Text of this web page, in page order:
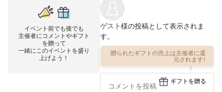
イベント前でも後でも
主催者にコメントやギフト
を贈って
一緒にこのイベントを盛り
上げよう！
ゲスト様の投稿として表示されま
す。
贈られたギフトの売上は主催者に還
元されます!
ギフトを贈る